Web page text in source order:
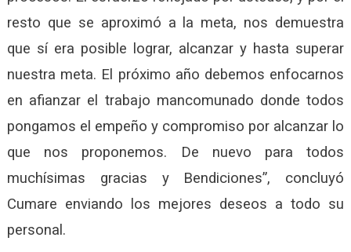
resto que se aproximó a la meta, nos demuestra
que sí era posible lograr, alcanzar y hasta superar
nuestra meta. El próximo año debemos enfocarnos
en afianzar el trabajo mancomunado donde todos
pongamos el empeño y compromiso por alcanzar lo
que nos proponemos. De nuevo para todos
muchísimas gracias y Bendiciones”, concluyó
Cumare enviando los mejores deseos a todo su
personal.